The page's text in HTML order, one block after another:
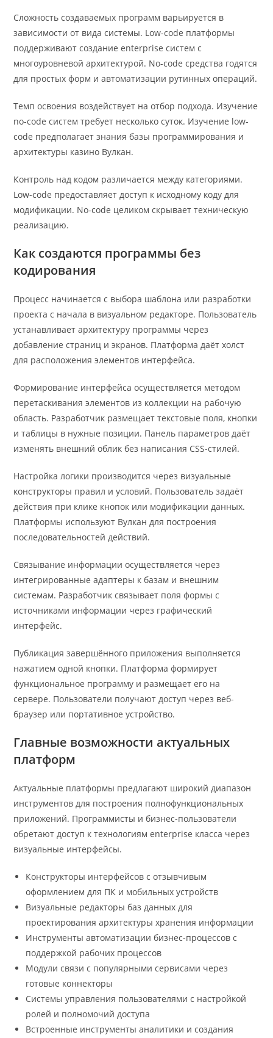
Сложность создаваемых программ варьируется в
зависимости от вида системы. Low-code платформы
поддерживают создание enterprise систем с
многоуровневой архитектурой. No-code средства годятся
для простых форм и автоматизации рутинных операций.
Темп освоения воздействует на отбор подхода. Изучение
no-code систем требует несколько суток. Изучение low-
code предполагает знания базы программирования и
архитектуры казино Вулкан.
Контроль над кодом различается между категориями.
Low-code предоставляет доступ к исходному коду для
модификации. No-code целиком скрывает техническую
реализацию.
Как создаются программы без
кодирования
Процесс начинается с выбора шаблона или разработки
проекта с начала в визуальном редакторе. Пользователь
устанавливает архитектуру программы через
добавление страниц и экранов. Платформа даёт холст
для расположения элементов интерфейса.
Формирование интерфейса осуществляется методом
перетаскивания элементов из коллекции на рабочую
область. Разработчик размещает текстовые поля, кнопки
и таблицы в нужные позиции. Панель параметров даёт
изменять внешний облик без написания CSS-стилей.
Настройка логики производится через визуальные
конструкторы правил и условий. Пользователь задаёт
действия при клике кнопок или модификации данных.
Платформы используют Вулкан для построения
последовательностей действий.
Связывание информации осуществляется через
интегрированные адаптеры к базам и внешним
системам. Разработчик связывает поля формы с
источниками информации через графический
интерфейс.
Публикация завершённого приложения выполняется
нажатием одной кнопки. Платформа формирует
функциональное программу и размещает его на
сервере. Пользователи получают доступ через веб-
браузер или портативное устройство.
Главные возможности актуальных
платформ
Актуальные платформы предлагают широкий диапазон
инструментов для построения полнофункциональных
приложений. Программисты и бизнес-пользователи
обретают доступ к технологиям enterprise класса через
визуальные интерфейсы.
Конструкторы интерфейсов с отзывчивым
оформлением для ПК и мобильных устройств
Визуальные редакторы баз данных для
проектирования архитектуры хранения информации
Инструменты автоматизации бизнес-процессов с
поддержкой рабочих процессов
Модули связи с популярными сервисами через
готовые коннекторы
Системы управления пользователями с настройкой
ролей и полномочий доступа
Встроенные инструменты аналитики и создания